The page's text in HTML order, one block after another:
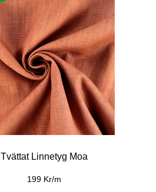
Tvättat Linnetyg Moa
199 Kr/m